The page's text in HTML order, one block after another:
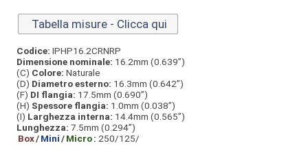
Tabella misure - Clicca qui
Codice: IPHP16.2CRNRP
Dimensione nominale: 16.2mm (0.639”)
(C) Colore: Naturale
(D) Diametro esterno: 16.3mm (0.642”)
(F) DI flangia: 17.5mm (0.690”)
(H) Spessore flangia: 1.0mm (0.038”)
(I) Larghezza interna: 14.4mm (0.565”)
Lunghezza: 7.5mm (0.294”)
Box/Mini/Micro: 250/125/